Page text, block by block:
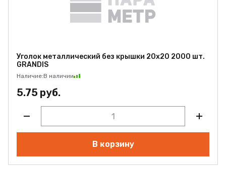
Уголок металлический без крышки 20х20 2000 шт.
GRANDIS
Наличие:В наличии
5.75 руб.
В корзину